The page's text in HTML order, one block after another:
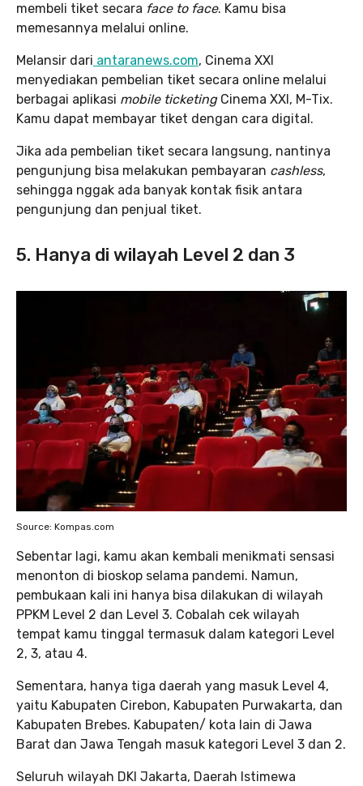
membeli tiket secara face to face. Kamu bisa
memesannya melalui online.
Melansir dari antaranews.com, Cinema XXI
menyediakan pembelian tiket secara online melalui
berbagai aplikasi mobile ticketingCinema XXI, M-Tix.
Kamu dapat membayar tiket dengan cara digital.
Jika ada pembelian tiket secara langsung, nantinya
pengunjung bisa melakukan pembayaran cashless,
sehingga nggak ada banyak kontak fisik antara
pengunjung dan penjual tiket.
5. Hanya di wilayah Level 2 dan 3
Source: Kompas.com
Sebentar lagi, kamu akan kembali menikmati sensasi
menonton di bioskop selama pandemi. Namun,
pembukaan kali ini hanya bisa dilakukan di wilayah
PPKM Level 2 dan Level 3. Cobalah cek wilayah
tempat kamu tinggal termasuk dalam kategori Level
2, 3, atau 4.
Sementara, hanya tiga daerah yang masuk Level 4,
yaitu Kabupaten Cirebon, Kabupaten Purwakarta, dan
Kabupaten Brebes. Kabupaten/ kota lain di Jawa
Barat dan Jawa Tengah masuk kategori Level 3 dan 2.
Seluruh wilayah DKI Jakarta, Daerah Istimewa